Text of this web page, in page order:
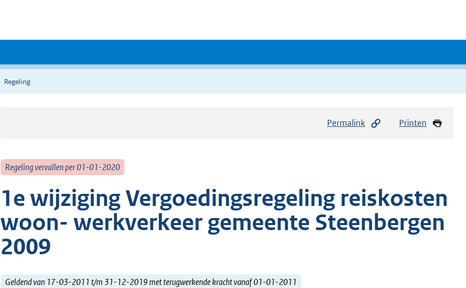
Regeling
Permalink Printen
Regeling vervallen per 01-01-2020
1e wijziging Vergoedingsregeling reiskosten
woon- werkverkeer gemeente Steenbergen
2009
Geldend van 17-03-2011 t/m 31-12-2019 met terugwerkende kracht vanaf 01-01-2011